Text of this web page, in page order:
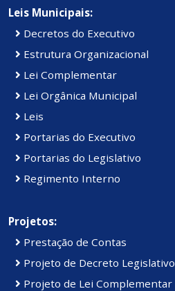
Leis Municipais:
Decretos do Executivo
Estrutura Organizacional
Lei Complementar
Lei Orgânica Municipal
Leis
Portarias do Executivo
Portarias do Legislativo
Regimento Interno
Projetos:
Prestação de Contas
Projeto de Decreto Legislativo
Projeto de Lei Complementar